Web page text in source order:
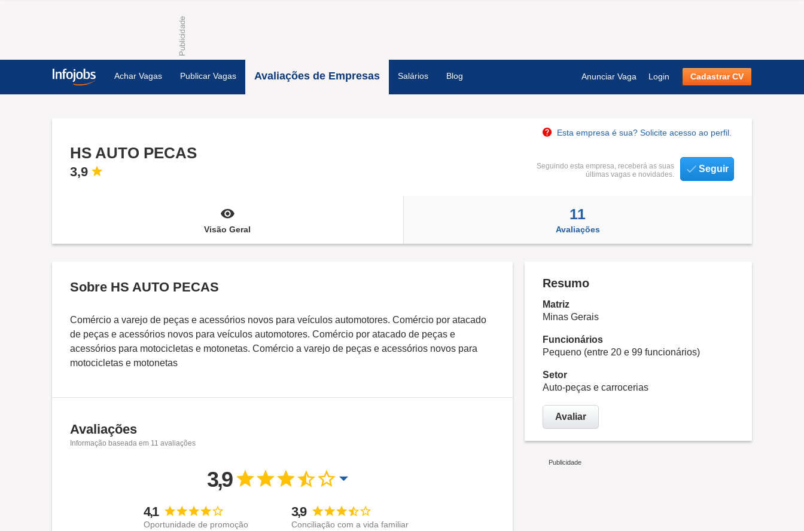
Achar Vagas Publicar Vagas Avaliações de Empresas Salários Blog Anunciar Vaga Login Cadastrar CV
Esta empresa é sua? Solicite acesso ao perfil.
HS AUTO PECAS
3,9
Seguindo esta empresa, receberá as suas
últimas vagas e novidades.
Seguir
Visão Geral
11
Avaliações
Sobre HS AUTO PECAS
Comércio a varejo de peças e acessórios novos para veículos automotores. Comércio por atacado
de peças e acessórios novos para veículos automotores. Comércio por atacado de peças e
acessórios para motocicletas e motonetas. Comércio a varejo de peças e acessórios novos para
motocicletas e motonetas
Avaliações
Informação baseada em 11 avaliações
3,9
4,1
Oportunidade de promoção
3,9
Conciliação com a vida familiar
Resumo
Matriz
Minas Gerais
Funcionários
Pequeno (entre 20 e 99 funcionários)
Setor
Auto-peças e carrocerias
Avaliar